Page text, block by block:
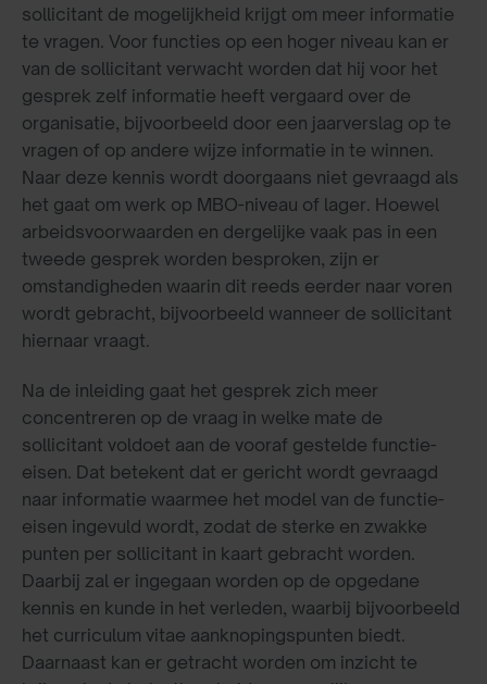
sollicitant de mogelijkheid krijgt om meer informatie
te vragen. Voor functies op een hoger niveau kan er
van de sollicitant verwacht worden dat hij voor het
gesprek zelf informatie heeft vergaard over de
organisatie, bijvoorbeeld door een jaarverslag op te
vragen of op andere wijze informatie in te winnen.
Naar deze kennis wordt doorgaans niet gevraagd als
het gaat om werk op MBO-niveau of lager. Hoewel
arbeidsvoorwaarden en dergelijke vaak pas in een
tweede gesprek worden besproken, zijn er
omstandigheden waarin dit reeds eerder naar voren
wordt gebracht, bijvoorbeeld wanneer de sollicitant
hiernaar vraagt.
Na de inleiding gaat het gesprek zich meer
concentreren op de vraag in welke mate de
sollicitant voldoet aan de vooraf gestelde functie-
eisen. Dat betekent dat er gericht wordt gevraagd
naar informatie waarmee het model van de functie-
eisen ingevuld wordt, zodat de sterke en zwakke
punten per sollicitant in kaart gebracht worden.
Daarbij zal er ingegaan worden op de opgedane
kennis en kunde in het verleden, waarbij bijvoorbeeld
het curriculum vitae aanknopingspunten biedt.
Daarnaast kan er getracht worden om inzicht te